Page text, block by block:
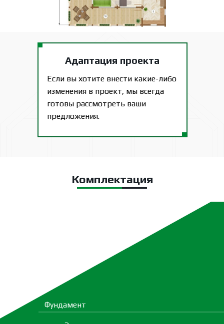
Если вы хотите внести какие-либо
изменения в проект, мы всегда
готовы рассмотреть ваши
предложения.
Адаптация проекта
Комплектация
Фундамент